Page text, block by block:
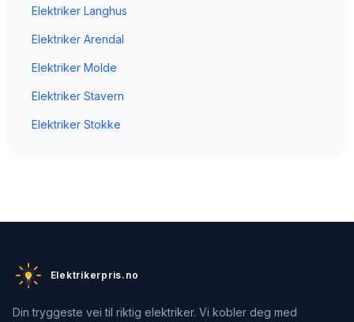
Elektriker Langhus
Elektriker Arendal
Elektriker Molde
Elektriker Stavern
Elektriker Stokke
Elektrikerpris.no
Din tryggeste vei til riktig elektriker. Vi kobler deg med